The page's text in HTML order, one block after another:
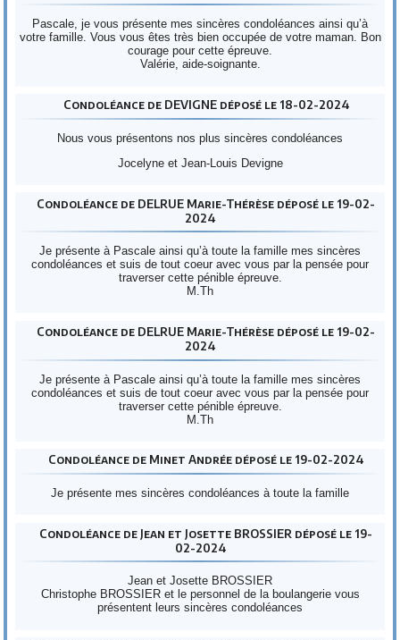
Pascale, je vous présente mes sincères condoléances ainsi qu’à
votre famille. Vous vous êtes très bien occupée de votre maman. Bon
courage pour cette épreuve.
Valérie, aide-soignante.
Condoléance de DEVIGNE déposé le 18-02-2024
Nous vous présentons nos plus sincères condoléances
Jocelyne et Jean-Louis Devigne
Condoléance de DELRUE Marie-Thérèse déposé le 19-02-
2024
Je présente à Pascale ainsi qu’à toute la famille mes sincères
condoléances et suis de tout coeur avec vous par la pensée pour
traverser cette pénible épreuve.
M.Th
Condoléance de DELRUE Marie-Thérèse déposé le 19-02-
2024
Je présente à Pascale ainsi qu’à toute la famille mes sincères
condoléances et suis de tout coeur avec vous par la pensée pour
traverser cette pénible épreuve.
M.Th
Condoléance de Minet Andrée déposé le 19-02-2024
Je présente mes sincères condoléances à toute la famille
Condoléance de Jean et Josette BROSSIER déposé le 19-
02-2024
Jean et Josette BROSSIER
Christophe BROSSIER et le personnel de la boulangerie vous
présentent leurs sincères condoléances